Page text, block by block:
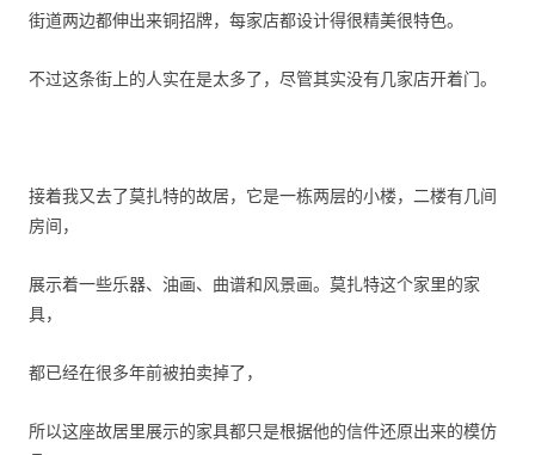
街道两边都伸出来铜招牌，每家店都设计得很精美很特色。
不过这条街上的人实在是太多了，尽管其实没有几家店开着门。
接着我又去了莫扎特的故居，它是一栋两层的小楼，二楼有几间
房间，
展示着一些乐器、油画、曲谱和风景画。莫扎特这个家里的家
具，
都已经在很多年前被拍卖掉了，
所以这座故居里展示的家具都只是根据他的信件还原出来的模仿